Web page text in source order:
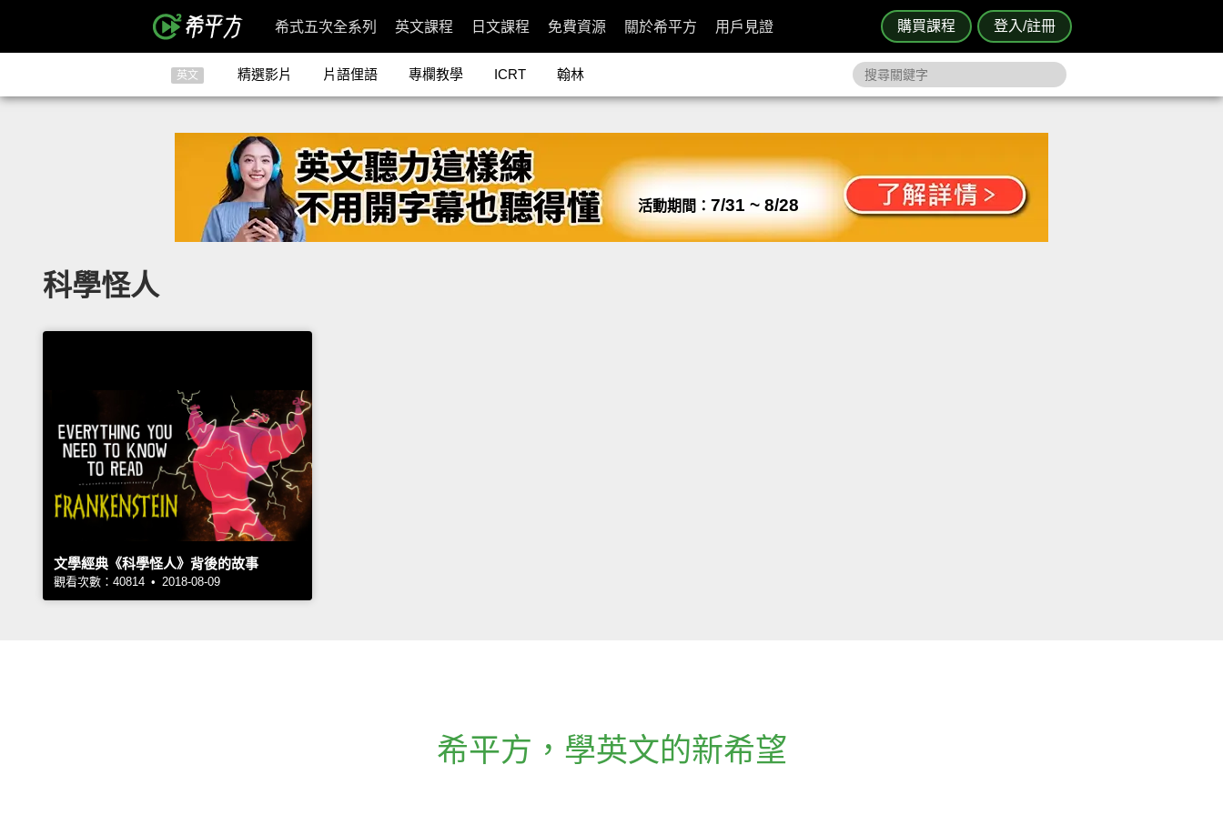
購買課程 登入/註冊
希式五次全系列 英文課程 日文課程 免費資源 關於希平方 用戶見證
英文 精選影片 片語俚語 專欄教學 ICRT 翰林
活動期間： 7/31 ~ 8/28
科學怪人
文學經典《科學怪人》背後的故事
觀看次數：40814 • 2018-08-09
希平方 ， 學英文的新希望